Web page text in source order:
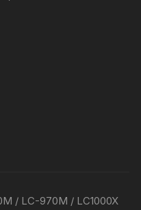
/ LC-970M / LC1000X